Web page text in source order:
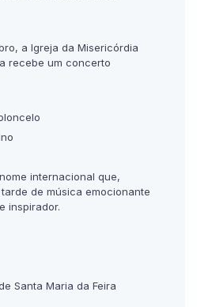
a Igreja da Misericórdia
recebe um concerto
internacional que,
de música emocionante
inspirador.
Santa Maria da Feira